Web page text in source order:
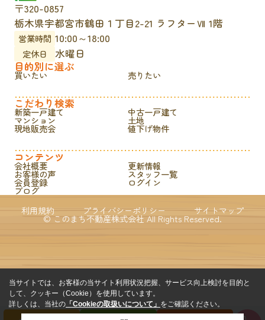
〒320-0857
栃木県宇都宮市鶴田１丁目2-21 ラフターⅦ 1階
営業時間 10:00～18:00
定休日
水曜日
目的別に選ぶ
買いたい 売りたい
こだわり検索
新築一戸建て 中古一戸建て
マンション 土地
現地販売会 値下げ物件
コンテンツ
会社概要 更新情報
お客様の声 スタッフ一覧
会員登録 ログイン
ブログ
利用規約
プライバシーポリシー サイトマップ
© このまち不動産株式会社 All Rights Reserved.
当サイトでは、お客様の当サイト利用状況把握、サービス向上検討を目的と
して、クッキー（Cookie）を使用しています。
詳しくは、当社の 「Cookieの取扱いについて」 をご確認ください。